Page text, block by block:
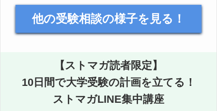
他の受験相談の様子を見る！
【ストマガ読者限定】
10日間で大学受験の計画を立てる！
ストマガLINE集中講座